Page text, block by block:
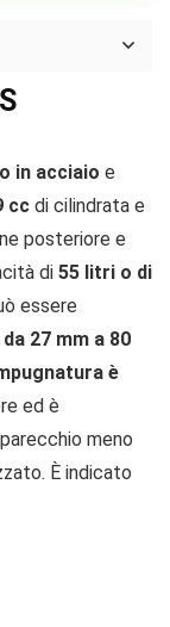
in acciaio e
cc di cilindrata e
posteriore e
di 55 litri o di
essere
da 27 mm a 80
è
ed è
meno
È indicato